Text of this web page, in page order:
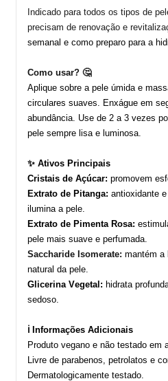
Indicado para todos os tipos de
precisam de renovação e
semanal e como preparo para a
Como usar? 🤔
Aplique sobre a pele úmida e
circulares suaves. Enxágue em
abundância. Use de 2 a 3 vezes
pele sempre lisa e luminosa.
✨ Ativos Principais
Cristais de Açúcar: promovem
Extrato de Pitanga: antioxidante
ilumina a pele.
Extrato de Pimenta Rosa:
pele mais suave e perfumada.
Saccharide somerate: mantém a
natural da pele.
Glicerina Vegetal: hidrata
sedoso.
ℹ️ Informações Adicionais
Produto vegano e não testado em
Livre de parabenos, petrolatos e
Dermatologicamente testado.